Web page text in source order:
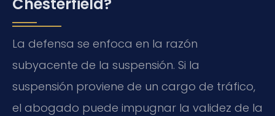
La defensa se enfoca en la razón
subyacente de la suspensión. Si la
suspensión proviene de un cargo de tráfico,
el abogado puede impugnar la validez de la